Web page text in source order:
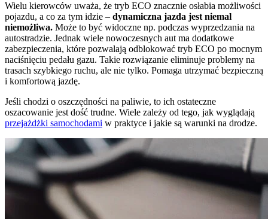
Wielu kierowców uważa, że tryb ECO znacznie osłabia możliwości
pojazdu, a co za tym idzie – dynamiczna jazda jest niemal
niemożliwa. Może to być widoczne np. podczas wyprzedzania na
autostradzie. Jednak wiele nowoczesnych aut ma dodatkowe
zabezpieczenia, które pozwalają odblokować tryb ECO po mocnym
naciśnięciu pedału gazu. Takie rozwiązanie eliminuje problemy na
trasach szybkiego ruchu, ale nie tylko. Pomaga utrzymać bezpieczną
i komfortową jazdę.
Jeśli chodzi o oszczędności na paliwie, to ich ostateczne
oszacowanie jest dość trudne. Wiele zależy od tego, jak wyglądają
przejażdżki samochodami w praktyce i jakie są warunki na drodze.